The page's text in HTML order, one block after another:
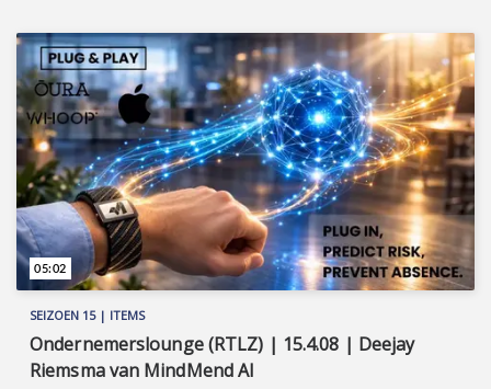
SEIZOEN 15 | ITEMS
Ondernemerslounge (RTLZ) | 15.4.08 | Deejay
Riemsma van MindMend AI
05:02